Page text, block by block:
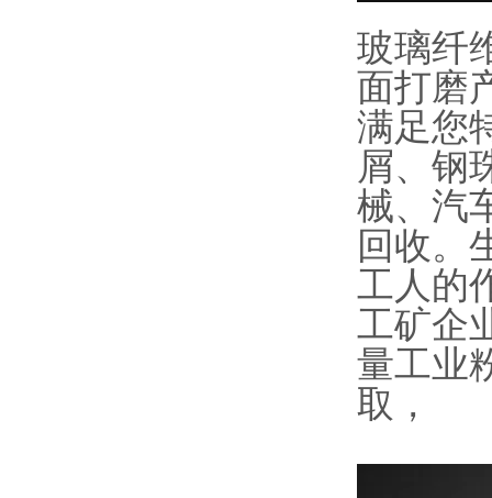
玻璃纤
面打磨
满足您
屑、钢
械、汽
回收。
工人的
工矿企
量工业
取，